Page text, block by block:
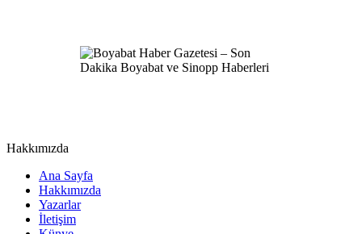
Hakkımızda
Ana Sayfa
Hakkımızda
Yazarlar
İletişim